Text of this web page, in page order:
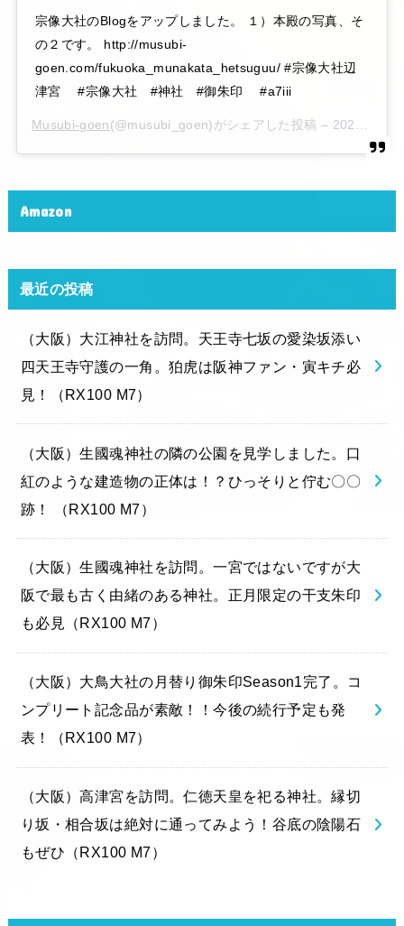
宗像大社のBlogをアップしました。 １）本殿の写真、そ
の２です。 http://musubi-
goen.com/fukuoka_munakata_hetsuguu/ #宗像大社辺
津宮 #宗像大社 #神社 #御朱印 #a7iii
Musubi-goen(@musubi_goen)がシェアした投稿 – 2020年 6月月6日午後10時15分PDT
Amazon
最近の投稿
（大阪）大江神社を訪問。天王寺七坂の愛染坂添い
四天王寺守護の一角。狛虎は阪神ファン・寅キチ必
見！（RX100 M7）
（大阪）生國魂神社の隣の公園を見学しました。口
紅のような建造物の正体は！？ひっそりと佇む〇〇
跡！ （RX100 M7）
（大阪）生國魂神社を訪問。一宮ではないですが大
阪で最も古く由緒のある神社。正月限定の干支朱印
も必見（RX100 M7）
（大阪）大鳥大社の月替り御朱印Season1完了。コ
ンプリート記念品が素敵！！今後の続行予定も発
表！（RX100 M7）
（大阪）高津宮を訪問。仁徳天皇を祀る神社。縁切
り坂・相合坂は絶対に通ってみよう！谷底の陰陽石
もぜひ（RX100 M7）